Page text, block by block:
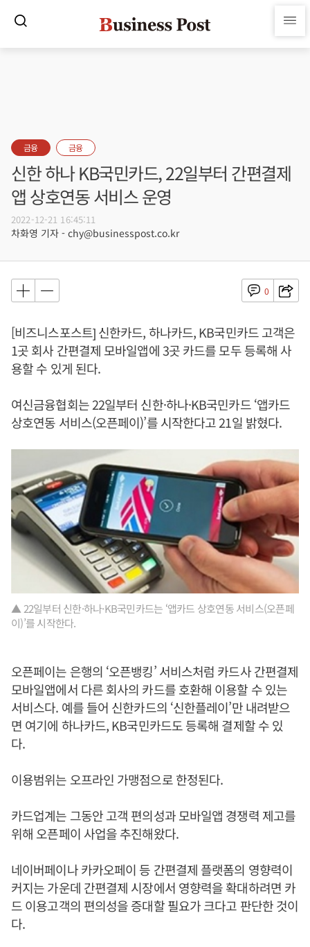
금융 금융
신한 하나 KB국민카드, 22일부터 간편결제
앱 상호연동 서비스 운영
2022-12-21 16:45:11
차화영 기자 - chy@businesspost.co.kr
0
[비즈니스포스트] 신한카드, 하나카드, KB국민카드 고객은
1곳 회사 간편결제 모바일앱에 3곳 카드를 모두 등록해 사
용할 수 있게 된다.
여신금융협회는 22일부터 신한·하나·KB국민카드 ‘앱카드
상호연동 서비스(오픈페이)’를 시작한다고 21일 밝혔다.
▲ 22일부터 신한·하나·KB국민카드는 ‘앱카드 상호연동 서비스(오픈페
이)’를 시작한다.
오픈페이는 은행의 ‘오픈뱅킹’ 서비스처럼 카드사 간편결제
모바일앱에서 다른 회사의 카드를 호환해 이용할 수 있는
서비스다. 예를 들어 신한카드의 ‘신한플레이’만 내려받으
면 여기에 하나카드, KB국민카드도 등록해 결제할 수 있
다.
이용범위는 오프라인 가맹점으로 한정된다.
카드업계는 그동안 고객 편의성과 모바일앱 경쟁력 제고를
위해 오픈페이 사업을 추진해왔다.
네이버페이나 카카오페이 등 간편결제 플랫폼의 영향력이
커지는 가운데 간편결제 시장에서 영향력을 확대하려면 카
드 이용고객의 편의성을 증대할 필요가 크다고 판단한 것이
다.